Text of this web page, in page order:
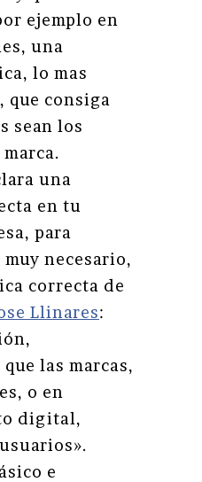
ejemplo en
una
lo mas
consiga
sean los
una
en tu
para
necesario,
correcta de
Llinares:
las marcas,
o en
digital,
e